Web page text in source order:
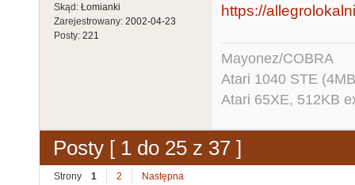
Skąd: Łomianki
Zarejestrowany: 2002-04-23
Posty: 221
https://
Mayonez/COBRA
Atari 1040 STE
Atari 65XE, 512KB
Posty [ 1 do 25 z 37 ]
Strony 1 2 Następna